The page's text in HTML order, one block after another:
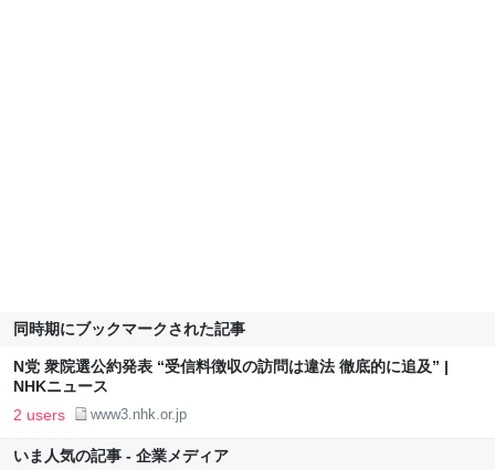
同時期にブックマークされた記事
N党 衆院選公約発表 “受信料徴収の訪問は違法 徹底的に追及” |
NHKニュース
2 users www3.nhk.or.jp
いま人気の記事 - 企業メディア